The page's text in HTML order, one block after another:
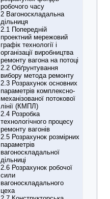
робочого часу
2 Вагоноскладальна
дільниця
2.1 Попередній
проектний мережовий
графік технології і
організації виробництва
ремонту вагона на потоці
2.2 Обґрунтування
вибору метода ремонту
2.3 Розрахунок основних
параметрів комплексно-
механізованої потокової
лінії (КМПЛ)
2.4 Розробка
технологічного процесу
ремонту вагонів
2.5 Розрахунок розмірних
параметрів
вагоноскладальної
дільниці
2.6 Розрахунок робочої
сили
вагоноскладального
цеха